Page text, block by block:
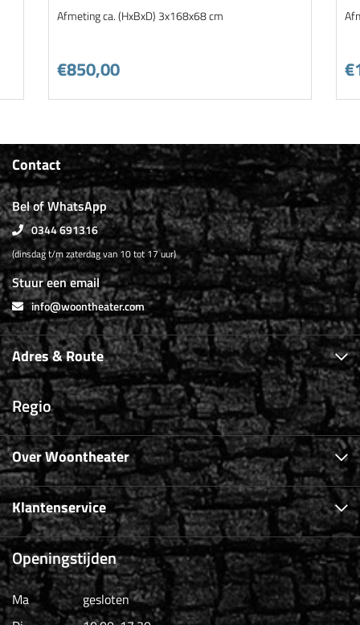
Afmeting ca. (HxBxD) 3x168x68 cm
€850,00
Contact
Bel of WhatsApp
0344 691316
(dinsdag t/m zaterdag van 10 tot 17 uur)
Stuur een email
info@woontheater.com
Adres & Route
Regio
Over Woontheater
Klantenservice
Openingstijden
Ma
gesloten